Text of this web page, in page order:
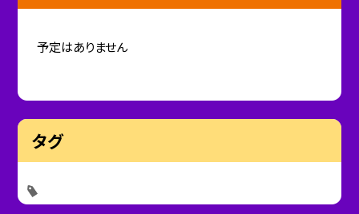
予定はありません
タグ